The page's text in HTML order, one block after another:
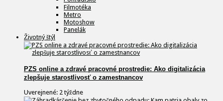
Filmotéka
Metro
Motoshow
Panelák
Životný štýl
PZS online a zdravé pracovné prostredie: Ako digitalizácia
zlepšuje starostlivosť o zamestnancov
Uverejnené: 2 týždne